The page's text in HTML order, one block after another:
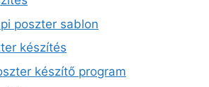
poszter sablon
készítés
készítő program